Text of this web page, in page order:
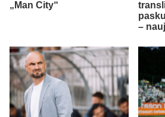
„Man City“
–